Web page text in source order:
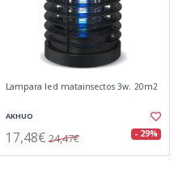
Lampara led matainsectos 3w. 20m2
AKHUO
17,48€ 24,47€ - 29%